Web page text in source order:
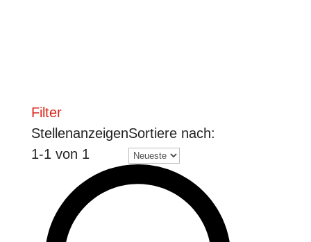
Filter
Stellenanzeigen
1-1 von 1
Sortiere nach: